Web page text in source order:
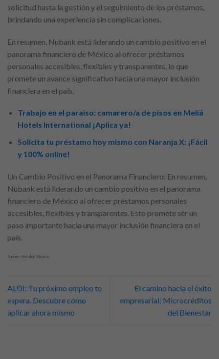
solicitud hasta la gestión y el seguimiento de los préstamos,
brindando una experiencia sin complicaciones.
En resumen, Nubank está liderando un cambio positivo en el
panorama financiero de México al ofrecer préstamos
personales accesibles, flexibles y transparentes, lo que
promete un avance significativo hacia una mayor inclusión
financiera en el país.
Trabajo en el paraíso: camarero/a de pisos en Meliá
Hotels International ¡Aplica ya!
Solicita tu préstamo hoy mismo con Naranja X: ¡Fácil
y 100% online!
Un Cambio Positivo en el Panorama Financiero: En resumen,
Nubank está liderando un cambio positivo en el panorama
financiero de México al ofrecer préstamos personales
accesibles, flexibles y transparentes. Esto promete ser un
paso importante hacia una mayor inclusión financiera en el
país.
Fuente: Heraldo Binario
ALDI: Tu próximo empleo te
espera. Descubre cómo
aplicar ahora mismo
El camino hacia el éxito
empresarial: Microcréditos
del Bienestar